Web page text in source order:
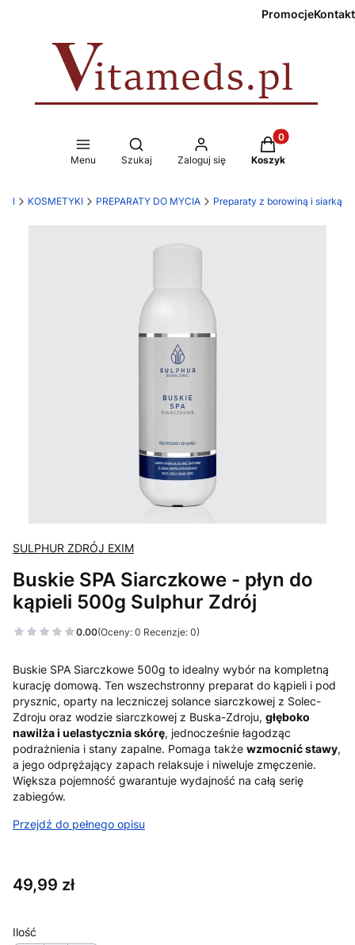
PromocjeKontakt
Menu
Otwórz wyszukiwarkę
Szukaj Zaloguj się
Produkty w
Koszyk
KOSMETYKI PREPARATY DO MYCIA Preparaty z borowiną i siarką
SULPHUR ZDRÓJ EXIM
Buskie SPA Siarczkowe - płyn do
kąpieli 500g Sulphur Zdrój
0.00(Oceny: 0 Recenzje: 0)
Buskie SPA Siarczkowe 500g to idealny wybór na kompletną
kurację domową. Ten wszechstronny preparat do kąpieli i pod
prysznic, oparty na leczniczej solance siarczkowej z Solec-
Zdroju oraz wodzie siarczkowej z Buska-Zdroju, głęboko
nawilża i uelastycznia skórę, jednocześnie łagodząc
podrażnienia i stany zapalne. Pomaga także wzmocnić stawy,
a jego odprężający zapach relaksuje i niweluje zmęczenie.
Większa pojemność gwarantuje wydajność na całą serię
zabiegów.
Przejdź do pełnego opisu
Cena
49,99 zł
Ilość